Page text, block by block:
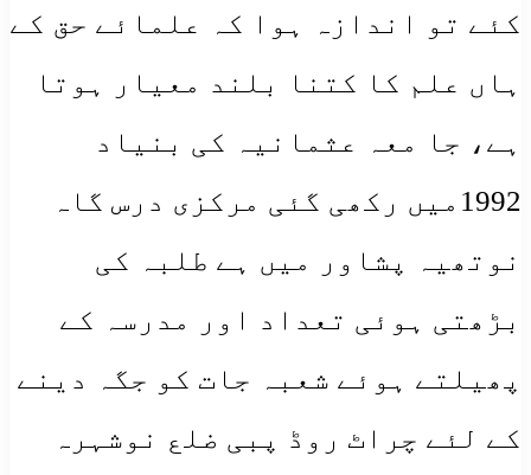
کئے تو اندازہ ہوا کہ علمائے حق کے
ہاں علم کا کتنا بلند معیار ہوتا
ہے، جا معہ عثمانیہ کی بنیاد
1992میں رکھی گئی مرکزی درس گاہ
نوتھیہ پشاور میں ہے طلبہ کی
بڑھتی ہوئی تعداد اور مدرسہ کے
پھیلتے ہوئے شعبہ جات کو جگہ دینے
کے لئے چراٹ روڈ پبی ضلع نوشہرہ